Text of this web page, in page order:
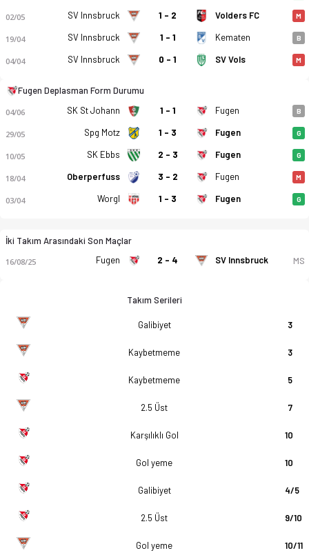
02/05 SV Innsbruck 1 - 2 Volders FC M
19/04 SV Innsbruck 1 - 1 Kematen B
04/04 SV Innsbruck 0 - 1 SV Vols M
Fugen Deplasman Form Durumu
04/06 SK St Johann 1 - 1 Fugen B
29/05 Spg Motz 1 - 3 Fugen G
10/05 SK Ebbs 2 - 3 Fugen G
18/04 Oberperfuss 3 - 2 Fugen M
03/04 Worgl 1 - 3 Fugen G
İki Takım Arasındaki Son Maçlar
16/08/25 Fugen 2 - 4 SV Innsbruck MS
Takım Serileri
Galibiyet 3
Kaybetmeme 3
Kaybetmeme 5
2.5 Üst 7
Karşılıklı Gol 10
Gol yeme 10
Galibiyet 4/5
2.5 Üst 9/10
Gol yeme 10/11